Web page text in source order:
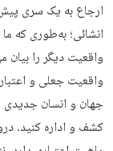
ارجاع به یک سری
انشائی؛ به‌طوری که
واقعیت دیگر را بیان
واقعیت جعلی و
جهان و انسان جدیدی
کشف و اداره کنید.